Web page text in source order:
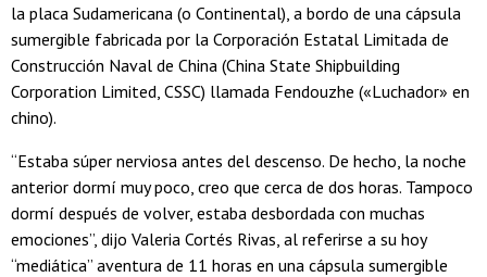
la placa Sudamericana (o Continental), a bordo de una cápsula
sumergible fabricada por la Corporación Estatal Limitada de
Construcción Naval de China (China State Shipbuilding
Corporation Limited, CSSC) llamada Fendouzhe («Luchador» en
chino).
“Estaba súper nerviosa antes del descenso. De hecho, la noche
anterior dormí muy poco, creo que cerca de dos horas. Tampoco
dormí después de volver, estaba desbordada con muchas
emociones”, dijo Valeria Cortés Rivas, al referirse a su hoy
“mediática” aventura de 11 horas en una cápsula sumergible